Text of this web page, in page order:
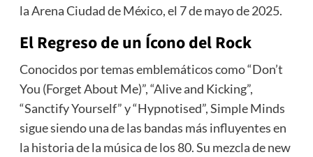
la Arena Ciudad de México, el 7 de mayo de 2025.
El Regreso de un Ícono del Rock
Conocidos por temas emblemáticos como “Don’t
You (Forget About Me)”, “Alive and Kicking”,
“Sanctify Yourself” y “Hypnotised”, Simple Minds
sigue siendo una de las bandas más influyentes en
la historia de la música de los 80. Su mezcla de new